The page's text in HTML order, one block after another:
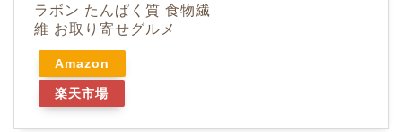
ラボン たんぱく質 食物繊
維 お取り寄せグルメ
Amazon
楽天市場